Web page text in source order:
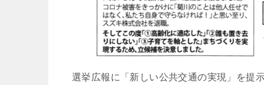
選挙広報に「新しい公共交通の実現」を提